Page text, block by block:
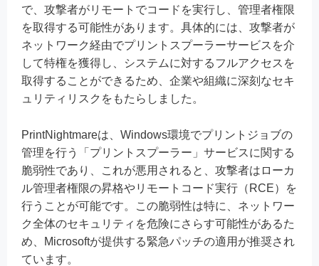
で、攻撃者がリモートでコードを実行し、管理者権限
を取得する可能性があります。具体的には、攻撃者が
ネットワーク経由でプリントスプーラーサービスを介
して特権を獲得し、システムに対するフルアクセスを
取得することができるため、企業や組織に深刻なセキ
ュリティリスクをもたらしました。
PrintNightmareは、Windows環境でプリントジョブの
管理を行う「プリントスプーラー」サービスに関する
脆弱性であり、これが悪用されると、攻撃者はローカ
ル管理者権限の昇格やリモートコード実行（RCE）を
行うことが可能です。この脆弱性は特に、ネットワー
ク全体のセキュリティを危険にさらす可能性があるた
め、Microsoftが提供する緊急パッチの適用が推奨され
ています。